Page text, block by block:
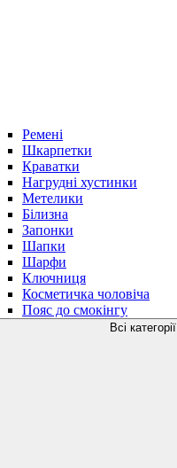
Ремені
Шкарпетки
Краватки
Нагрудні хустинки
Метелики
Білизна
Запонки
Шапки
Шарфи
Ключниця
Косметичка чоловіча
Пояс до смокінгу
Всі категорії